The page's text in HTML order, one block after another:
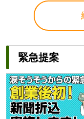
緊急提案